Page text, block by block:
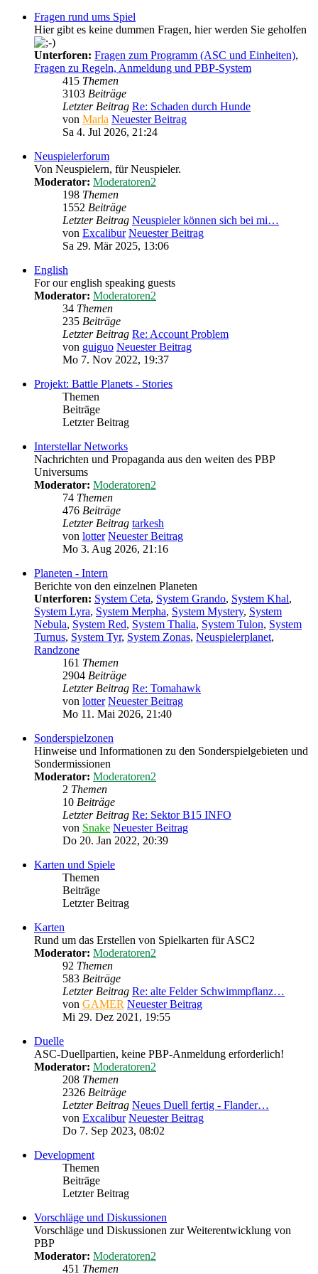
Fragen rund ums Spiel
Hier gibt es keine dummen Fragen, hier werden Sie geholfen
Unterforen: Fragen zum Programm (ASC und Einheiten),
Fragen zu Regeln, Anmeldung und PBP-System
415 Themen
3103 Beiträge
Letzter Beitrag Re: Schaden durch Hunde
von Marla Neuester Beitrag
Sa 4. Jul 2026, 21:24
Neuspielerforum
Von Neuspielern, für Neuspieler.
Moderator: Moderatoren2
198 Themen
1552 Beiträge
Letzter Beitrag Neuspieler können sich bei mi…
von Excalibur Neuester Beitrag
Sa 29. Mär 2025, 13:06
English
For our english speaking guests
Moderator: Moderatoren2
34 Themen
235 Beiträge
Letzter Beitrag Re: Account Problem
von guiguo Neuester Beitrag
Mo 7. Nov 2022, 19:37
Projekt: Battle Planets - Stories
Themen
Beiträge
Letzter Beitrag
Interstellar Networks
Nachrichten und Propaganda aus den weiten des PBP
Universums
Moderator: Moderatoren2
74 Themen
476 Beiträge
Letzter Beitrag tarkesh
von lotter Neuester Beitrag
Mo 3. Aug 2026, 21:16
Planeten - Intern
Berichte von den einzelnen Planeten
Unterforen: System Ceta, System Grando, System Khal,
System Lyra, System Merpha, System Mystery, System
Nebula, System Red, System Thalia, System Tulon, System
Turnus, System Tyr, System Zonas, Neuspielerplanet,
Randzone
161 Themen
2904 Beiträge
Letzter Beitrag Re: Tomahawk
von lotter Neuester Beitrag
Mo 11. Mai 2026, 21:40
Sonderspielzonen
Hinweise und Informationen zu den Sonderspielgebieten und
Sondermissionen
Moderator: Moderatoren2
2 Themen
10 Beiträge
Letzter Beitrag Re: Sektor B15 INFO
von Snake Neuester Beitrag
Do 20. Jan 2022, 20:39
Karten und Spiele
Themen
Beiträge
Letzter Beitrag
Karten
Rund um das Erstellen von Spielkarten für ASC2
Moderator: Moderatoren2
92 Themen
583 Beiträge
Letzter Beitrag Re: alte Felder Schwimmpflanz…
von GAMER Neuester Beitrag
Mi 29. Dez 2021, 19:55
Duelle
ASC-Duellpartien, keine PBP-Anmeldung erforderlich!
Moderator: Moderatoren2
208 Themen
2326 Beiträge
Letzter Beitrag Neues Duell fertig - Flander…
von Excalibur Neuester Beitrag
Do 7. Sep 2023, 08:02
Development
Themen
Beiträge
Letzter Beitrag
Vorschläge und Diskussionen
Vorschläge und Diskussionen zur Weiterentwicklung von
PBP
Moderator: Moderatoren2
451 Themen